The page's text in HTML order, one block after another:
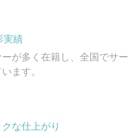
実績
が多く在籍し、全国でサー
ます。
な仕上がり